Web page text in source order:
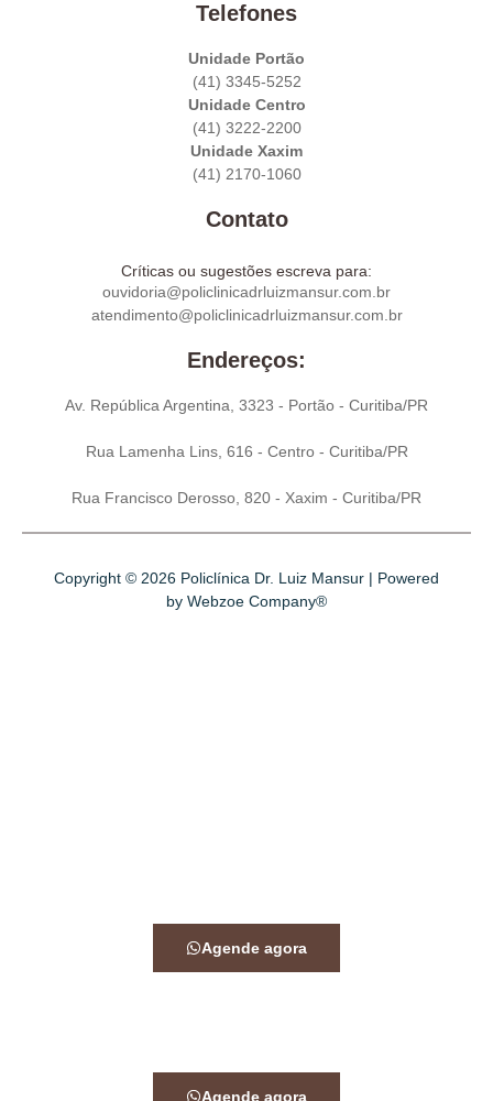
Telefones
Unidade Portão
(41) 3345-5252
Unidade Centro
(41) 3222-2200
Unidade Xaxim
(41) 2170-1060
Contato
Críticas ou sugestões escreva para:
ouvidoria@policlinicadrluizmansur.com.br
atendimento@policlinicadrluizmansur.com.br
Endereços:
Av. República Argentina, 3323 - Portão - Curitiba/PR
Rua Lamenha Lins, 616 - Centro - Curitiba/PR
Rua Francisco Derosso, 820 - Xaxim - Curitiba/PR
Copyright © 2026 Policlínica Dr. Luiz Mansur | Powered
by Webzoe Company®
Agende agora
Agende agora